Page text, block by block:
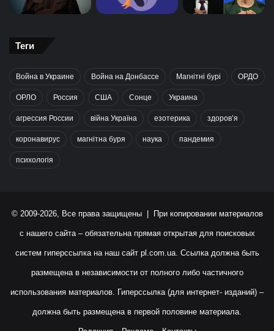
Теги
Война в Украине Война на Донбассе Магнітні бурі ОРДО
ОРЛО Россия США Сонце Украина
агрессия России війна Україна езотерика здоров’я
коронавирус магнітна буря наука пандемия
психологія
© 2009-2026, Все права защищены | При копировании материалов
с нашего сайта – обязательна прямая открытая для поисковых
систем гиперссылка на наш сайт pl.com.ua. Ссылка должна быть
размещена в независимости от полного либо частичного
использования материалов. Гиперссылка (для интернет- изданий) –
должна быть размещена в первой половине материала.